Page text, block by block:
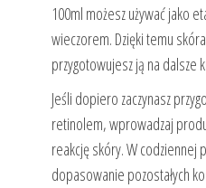
100ml możesz używać jako
wieczorem. Dzięki temu
przygotowujesz ją na dalsze
Jeśli dopiero zaczynasz
retinolem, wprowadzaj
reakcję skóry. W codziennej
dopasowanie pozostałych